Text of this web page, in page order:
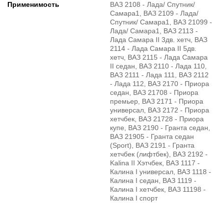
Применимость
ВАЗ 2108 - Лада/ Спутник/
Самара1, ВАЗ 2109 - Лада/
Спутник/ Самара1, ВАЗ 21099 -
Лада/ Самара1, ВАЗ 2113 -
Лада Самара II 3дв. хетч, ВАЗ
2114 - Лада Самара II 5дв.
хетч, ВАЗ 2115 - Лада Самара
II седан, ВАЗ 2110 - Лада 110,
ВАЗ 2111 - Лада 111, ВАЗ 2112
- Лада 112, ВАЗ 2170 - Приора
седан, ВАЗ 21708 - Приора
премьер, ВАЗ 2171 - Приора
универсал, ВАЗ 2172 - Приора
хетчбек, ВАЗ 21728 - Приора
купе, ВАЗ 2190 - Гранта седан,
ВАЗ 21905 - Гранта седан
(Sport), ВАЗ 2191 - Гранта
хетчбек (лифтбек), ВАЗ 2192 -
Kalina II Хэтчбек, ВАЗ 1117 -
Калина I универсал, ВАЗ 1118 -
Калина I седан, ВАЗ 1119 -
Калина I хетчбек, ВАЗ 11198 -
Калина I спорт